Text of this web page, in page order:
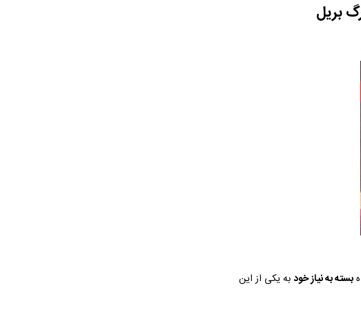
بسته به نیاز خودبه یکی از این